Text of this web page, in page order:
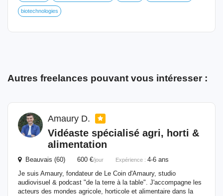
biotechnologies
Autres freelances pouvant vous intéresser :
Amaury D.
Vidéaste spécialisé agri, horti &
alimentation
Beauvais (60) 600 €/jour Expérience : 4-6 ans
Je suis Amaury, fondateur de Le Coin d'Amaury, studio
audiovisuel & podcast "de la terre à la table". J'accompagne les
acteurs des mondes agricole, horticole et alimentaire dans la